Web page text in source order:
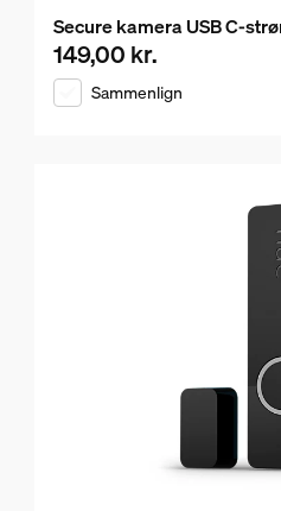
Secure kamera USB C-
Nuværende pris er 149,00 kr.
149,00 kr.
Sammenlign